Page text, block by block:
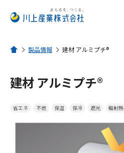
プチプチについて
リサイクルへの取り組み
ホーム
製品情報 建材 アルミプチ®
建材 アルミプチ®
省エネ 不燃 保温 保冷 遮光 輻射熱